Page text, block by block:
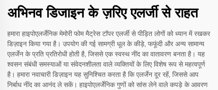
अभिनव डिजाइन के ज़रिए एलर्जी से राहत
हमारा हाइपोएलर्जेनिक मेमोरी फोम मैट्रेस टॉपर एलर्जी से पीड़ित लोगों को ध्यान में रखकर
डिज़ाइन किया गया है। उपयोग की गई सामग्री धूल के कीड़े, फफूंदी और अन्य सामान्य
एलर्जेन के प्रति प्रतिरोधी होती है, जिससे एक स्वस्थ नींद का वातावरण बनता है। यह
श्वसन संबंधी समस्याओं या संवेदनशीलता वाले व्यक्तियों के लिए विशेष रूप से महत्वपूर्ण
है। हमारा नवाचारी डिज़ाइन यह सुनिश्चित करता है कि एलर्जेन दूर रहें, जिससे आप
निर्बाध नींद का आनंद ले सकें। हाइपोएलर्जेनिक गुणों को सांस लेने वाले कपड़े के आवरण